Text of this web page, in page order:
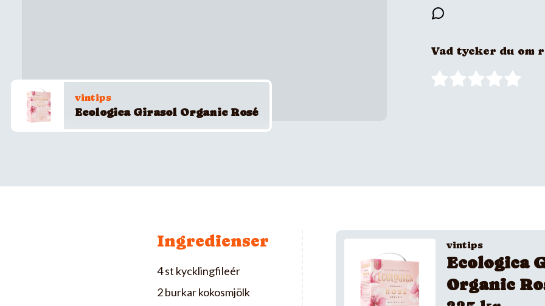
vintips
Ecologica Girasol Organic Rosé
Vad tycker du om
Ingredienser
4 st kycklingfileér
2 burkar kokosmjölk
vintips
Ecologica
Organic